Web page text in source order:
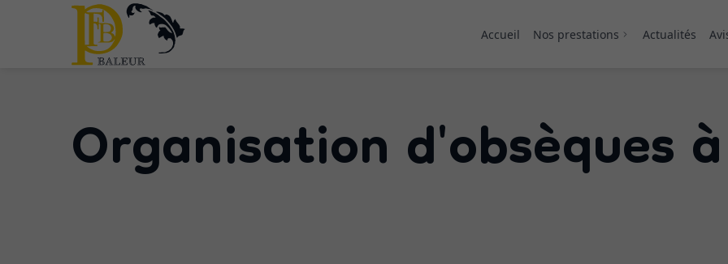
Accueil Nos prestations
Plaque
Actualités
Organisation d'obsèques